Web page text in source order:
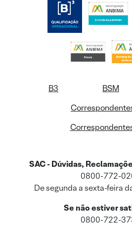
B3 BSM
SAC - Dúvidas,
0800-772-
De segunda a sexta-feira
Se não estiver
0800-722-